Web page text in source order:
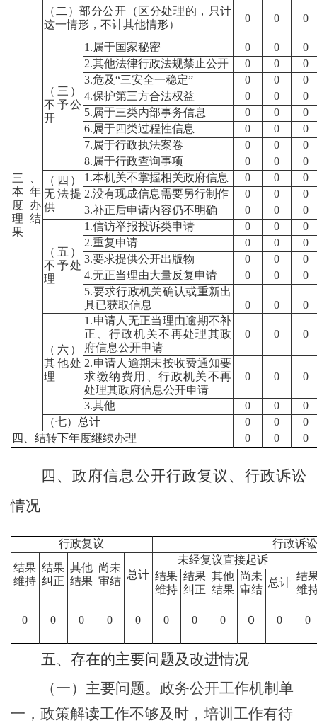
三、
本年
度办
理结
果
（二）部分公开（区分处理的，只计
这一情形，不计其他情形）
0 0 0
（三）
不予公
开
1.属于国家秘密 0 0
0
2.其他法律行政法规禁止公开
0 0
0
3.危及“三安全一稳定”
0 0
0
4.保护第三方合法权益
0 0
0
5.属于三类内部事务信息
0 0
0
6.属于四类过程性信息
0 0
0
7.属于行政执法案卷
0 0
0
8.属于行政查询事项
0 0
0
（四）
无法提
供
1.本机关不掌握相关政府信息 0 0
0
2.没有现成信息需要另行制作
0 0
0
3.补正后申请内容仍不明确
0 0 0
（五）
不予处
理
1.信访举报投诉类申请 0 0
0
2.重复申请
0 0
0
3.要求提供公开出版物
0 0
0
4.无正当理由大量反复申请
0 0
0
5.要求行政机关确认或重新出
具已获取信息
0 0 0
（六）
其他处
理
1.申请人无正当理由逾期不补
正、行政机关不再处理其政
府信息公开申请
0 0 0
2.申请人逾期未按收费通知要
求缴纳费用、行政机关不再
处理其政府信息公开申请
0 0 0
3.其他 0 0
0
（七）总计
0 0
0
四、结转下年度继续办理
0 0 0
四、政府信息公开行政复议、行政诉讼
情况
行政复议
行政诉
结果
维持
结果
纠正
其他
结果
尚未
审结
总计
未经复议直接起诉
结果
维持
结果
纠正
其他
结果
尚未
审结
总计
结
维
0 0 0 0 0 0 0 0 ０ 0 0
五、存在的主要问题及改进情况
（一）主要问题。 政务公开工作机制单
一，政策解读工作不够及时，培训工作有待